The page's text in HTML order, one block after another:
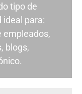
tipo de
ideal para:
empleados,
blogs,